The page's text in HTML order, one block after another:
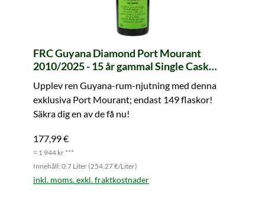
FRC Guyana Diamond Port Mourant
2010/2025 - 15 år gammal Single Cask
Upplev ren Guyana-rum-njutning med denna
exklusiva Port Mourant; endast 149 flaskor!
Säkra dig en av de få nu!
177,99 €
≈ 1 944 kr ***
Innehåll: 0.7 Liter (254,27 €/Liter)
inkl. moms. exkl. fraktkostnader